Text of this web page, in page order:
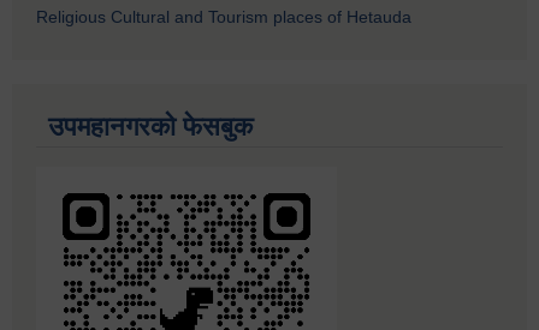
Religious Cultural and Tourism places of Hetauda
उपमहानगरको फेसबुक